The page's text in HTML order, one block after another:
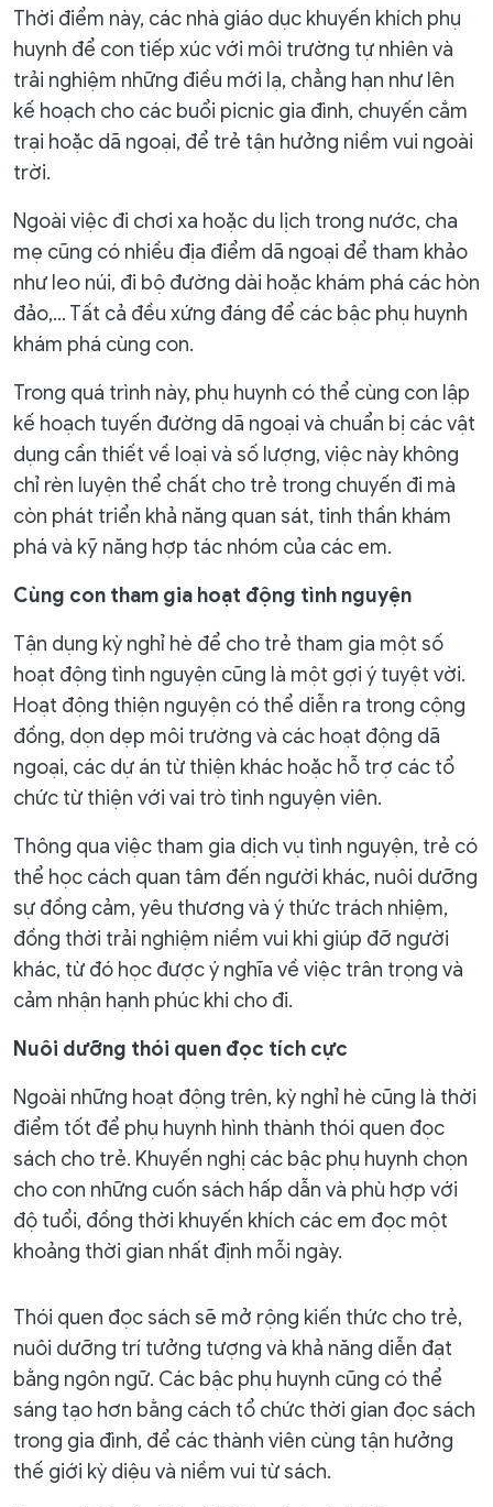
Thời điểm này, các nhà giáo dục khuyến khích phụ
huynh để con tiếp xúc với môi trường tự nhiên và
trải nghiệm những điều mới lạ, chẳng hạn như lên
kế hoạch cho các buổi picnic gia đình, chuyến cắm
trại hoặc dã ngoại, để trẻ tận hưởng niềm vui ngoài
trời.
Ngoài việc đi chơi xa hoặc du lịch trong nước, cha
mẹ cũng có nhiều địa điểm dã ngoại để tham khảo
như leo núi, đi bộ đường dài hoặc khám phá các hòn
đảo,… Tất cả đều xứng đáng để các bậc phụ huynh
khám phá cùng con.
Trong quá trình này, phụ huynh có thể cùng con lập
kế hoạch tuyến đường dã ngoại và chuẩn bị các vật
dụng cần thiết về loại và số lượng, việc này không
chỉ rèn luyện thể chất cho trẻ trong chuyến đi mà
còn phát triển khả năng quan sát, tinh thần khám
phá và kỹ năng hợp tác nhóm của các em.
Cùng con tham gia hoạt động tình nguyện
Tận dụng kỳ nghỉ hè để cho trẻ tham gia một số
hoạt động tình nguyện cũng là một gợi ý tuyệt vời.
Hoạt động thiện nguyện có thể diễn ra trong cộng
đồng, dọn dẹp môi trường và các hoạt động dã
ngoại, các dự án từ thiện khác hoặc hỗ trợ các tổ
chức từ thiện với vai trò tình nguyện viên.
Thông qua việc tham gia dịch vụ tình nguyện, trẻ có
thể học cách quan tâm đến người khác, nuôi dưỡng
sự đồng cảm, yêu thương và ý thức trách nhiệm,
đồng thời trải nghiệm niềm vui khi giúp đỡ người
khác, từ đó học được ý nghĩa về việc trân trọng và
cảm nhận hạnh phúc khi cho đi.
Nuôi dưỡng thói quen đọc tích cực
Ngoài những hoạt động trên, kỳ nghỉ hè cũng là thời
điểm tốt để phụ huynh hình thành thói quen đọc
sách cho trẻ. Khuyến nghị các bậc phụ huynh chọn
cho con những cuốn sách hấp dẫn và phù hợp với
độ tuổi, đồng thời khuyến khích các em đọc một
khoảng thời gian nhất định mỗi ngày.
Thói quen đọc sách sẽ mở rộng kiến thức cho trẻ,
nuôi dưỡng trí tưởng tượng và khả năng diễn đạt
bằng ngôn ngữ. Các bậc phụ huynh cũng có thể
sáng tạo hơn bằng cách tổ chức thời gian đọc sách
trong gia đình, để các thành viên cùng tận hưởng
thế giới kỳ diệu và niềm vui từ sách.